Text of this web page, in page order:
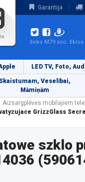
Garantija
Seko M79 soc. tīklos
LED TV, Foto,
Skaistumam, Veselībai,
Māmiņām
Aizsargplēves mobilajiem
GrizzGlass
szklo